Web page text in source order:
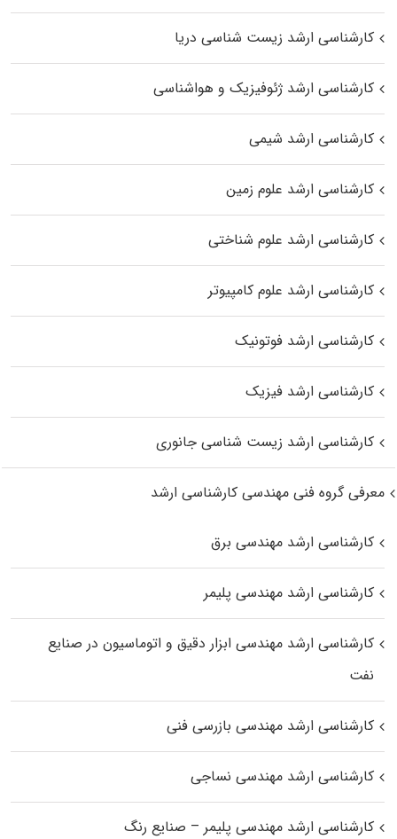
کارشناسی ارشد زیست‌ شناسی دریا
کارشناسی ارشد ژئوفیزیک و هواشناسی
کارشناسی ارشد شیمی
کارشناسی ارشد علوم زمین
کارشناسی ارشد علوم شناختی
کارشناسی ارشد علوم کامپیوتر
کارشناسی ارشد فوتونیک
کارشناسی ارشد فیزیک
کارشناسی ارشد زیست‌ شناسی جانوری
معرفی گروه فنی مهندسی کارشناسی ارشد
کارشناسی ارشد مهندسی برق
کارشناسی ارشد مهندسی پلیمر
کارشناسی ارشد مهندسی ابزار دقیق و اتوماسیون در صنایع
نفت
کارشناسی ارشد مهندسی بازرسی فنی
کارشناسی ارشد مهندسی نساجی
کارشناسی ارشد مهندسی پلیمر – صنایع رنگ